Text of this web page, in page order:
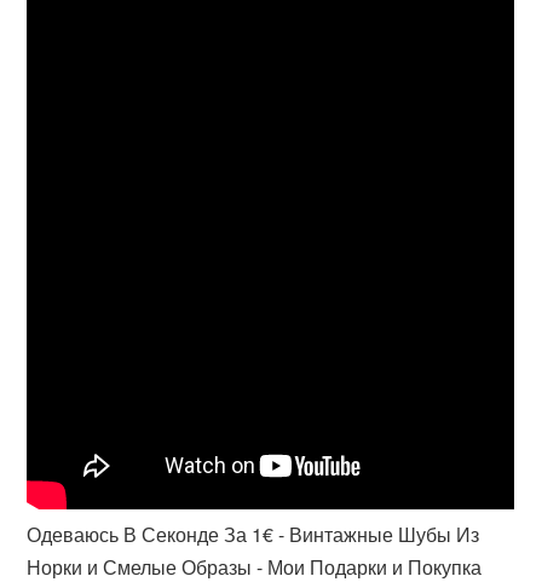
Одеваюсь В Секонде За 1€ - Винтажные Шубы Из
Норки и Смелые Образы - Мои Подарки и Покупка